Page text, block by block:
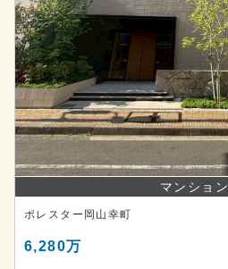
マンション
ポレスター岡山幸町
6,280万